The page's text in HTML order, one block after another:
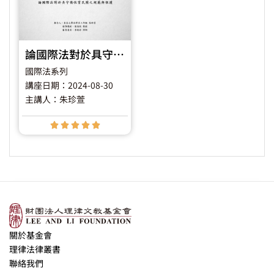
論國際法對於具守備性質民團之規範與保護
國際法系列
講座日期：2024-08-30
主講人：朱珍萱
    
關於基金會
理律法律叢書
聯絡我們